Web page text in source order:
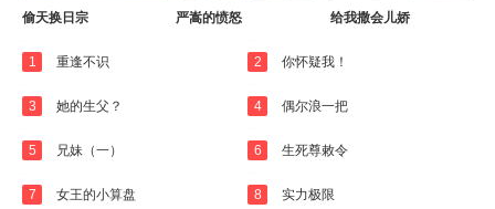
偷天换日宗 严嵩的愤怒 给我撒会儿娇
1 重逢不识 2 你怀疑我！
3 她的生父？ 4 偶尔浪一把
5 兄妹（一） 6 生死尊敕令
7 女王的小算盘 8 实力极限